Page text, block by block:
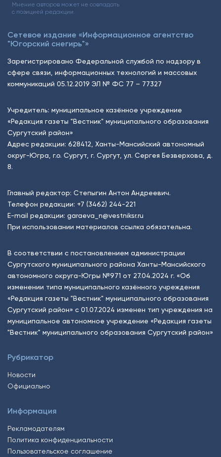
Мнение авторов может не совпадать
с позицией редакции.
Сетевое издание «Информационное агентство
"Югорский снегирь"»
Зарегистрировано Федеральной службой по надзору в
сфере связи, информационных технологий и массовых
коммуникаций 05.12.2019 ЭЛ № ФС 77 – 77327
Учредитель: муниципальное казённое учреждение
«Редакция газеты "Вестник" муниципального образования
Сургутский район»
Адрес редакции: 628412, Ханты-Мансийский автономный
округ-Югра, г.о. Сургут, г. Сургут, ул. Сергея Безверхова, д.
8.
Главный редактор: Степыгин Антон Андреевич.
Телефон редакции: +7 (3462) 244-221
E-mail редакции: garaeva_n@vestniksr.ru
При использовании материалов ссылка обязательна.
В соответствии с постановлением администрации
Сургутского муниципального района Ханты-Мансийского
автономного округа-Югры №971 от 27.04.2024 г. «Об
изменении типа муниципального казённого учреждения
«Редакция газеты "Вестник" муниципального образования
Сургутский район» с 01.07.2024 изменен тип учреждения на
муниципальное автономное учреждение «Редакция газеты
"Вестник" муниципального образования Сургутский район»
Рубрикатор
Новости
Официально
Информация
Рекламодателям
Политика конфиденциальности
Пользовательское соглашение